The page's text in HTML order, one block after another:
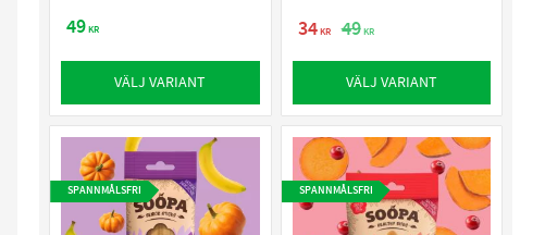
49KR
VÄLJ VARIANT
34KR 49KR
VÄLJ VARIANT
SPANNMÅLSFRI SPANNMÅLSFRI